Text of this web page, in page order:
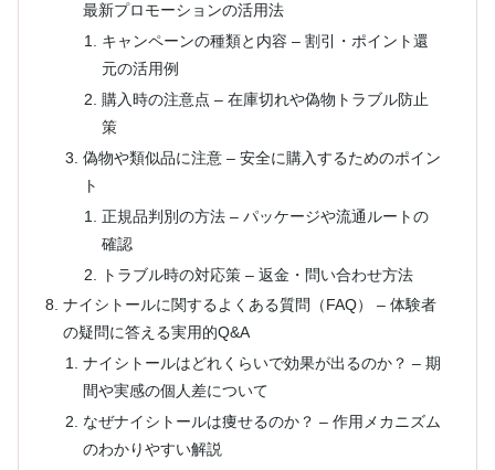
最新プロモーションの活用法
キャンペーンの種類と内容 – 割引・ポイント還
元の活用例
購入時の注意点 – 在庫切れや偽物トラブル防止
策
偽物や類似品に注意 – 安全に購入するためのポイン
ト
正規品判別の方法 – パッケージや流通ルートの
確認
トラブル時の対応策 – 返金・問い合わせ方法
ナイシトールに関するよくある質問（FAQ） – 体験者
の疑問に答える実用的Q&A
ナイシトールはどれくらいで効果が出るのか？ – 期
間や実感の個人差について
なぜナイシトールは痩せるのか？ – 作用メカニズム
のわかりやすい解説